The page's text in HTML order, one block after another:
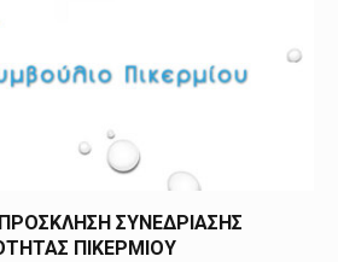
ΣΥΝΕΔΡΙΑΣΗΣ
ΠΙΚΕΡΜΙΟΥ